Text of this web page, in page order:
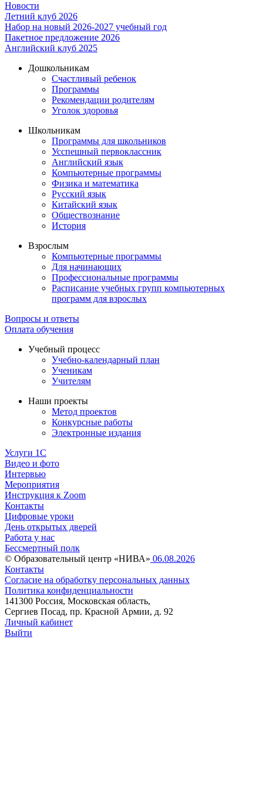
Новости
Летний клуб 2026
Набор на новый 2026-2027 учебный год
Пакетное предложение 2026
Английский клуб 2025
Дошкольникам
Счастливый ребенок
Программы
Рекомендации родителям
Уголок здоровья
Школьникам
Программы для школьников
Усспешный первоклассник
Английский язык
Компьютерные программы
Физика и математика
Русский язык
Китайский язык
Обществознание
История
Взрослым
Компьютерные программы
Для начинающих
Профессиональные программы
Расписание учебных групп компьютерных
программ для взрослых
Вопросы и ответы
Оплата обучения
Учебный процесс
Учебно-календарный план
Ученикам
Учителям
Наши проекты
Метод проектов
Конкурсные работы
Электронные издания
Услуги 1C
Видео и фото
Интервью
Мероприятия
Инструкция к Zoom
Контакты
Цифровые уроки
День открытых дверей
Работа у нас
Бессмертный полк
© Образовательный центр «НИВА» 06.08.2026
Контакты
Согласие на обработку персональных данных
Политика конфиденциальности
141300 Россия, Московская область,
Сергиев Посад, пр. Красной Армии, д. 92
Личный кабинет
Выйти